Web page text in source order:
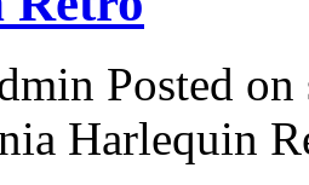
Posted
Harlequin